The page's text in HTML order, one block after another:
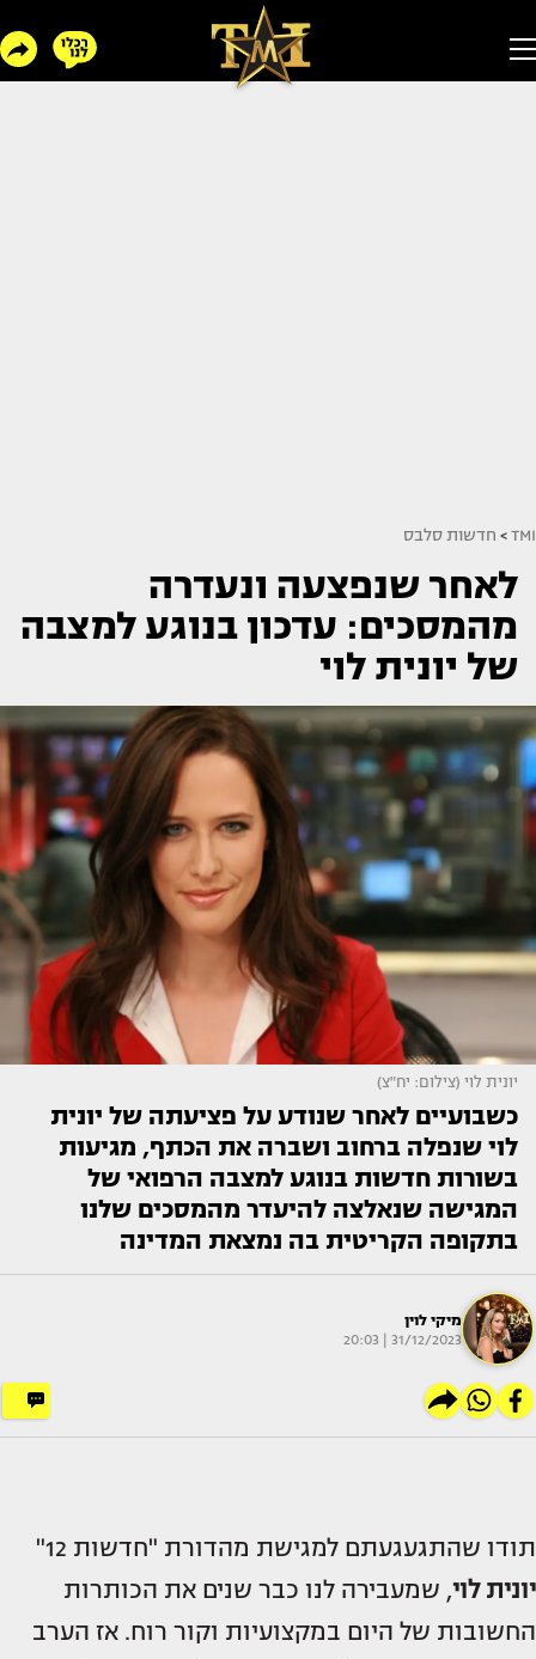
TMI
> חדשות סלבס
לאחר שנפצעה ונעדרה
מהמסכים: עדכון בנוגע למצבה
של יונית לוי
יונית לוי (צילום: יח"צ)
כשבועיים לאחר שנודע על פציעתה של יונית
לוי שנפלה ברחוב ושברה את הכתף, מגיעות
בשורות חדשות בנוגע למצבה הרפואי של
המגישה שנאלצה להיעדר מהמסכים שלנו
בתקופה הקריטית בה נמצאת המדינה
מיקי לוין
31/12/2023 | 20:03
תודו שהתגעגעתם למגישת מהדורת "חדשות 12"
יונית לוי, שמעבירה לנו כבר שנים את הכותרות
החשובות של היום במקצועיות וקור רוח. אז הערב